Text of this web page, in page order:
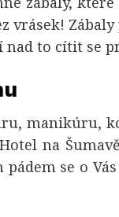
to cítit se
manikúru,
Hotel na Šumavě
se o